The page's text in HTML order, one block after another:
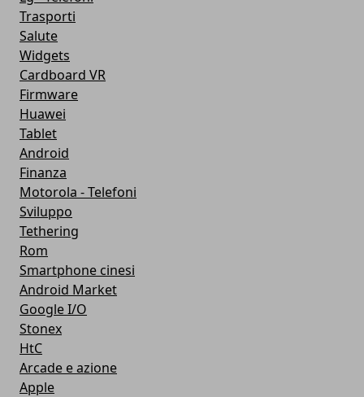
Trasporti
Salute
Widgets
Cardboard VR
Firmware
Huawei
Tablet
Android
Finanza
Motorola - Telefoni
Sviluppo
Tethering
Rom
Smartphone cinesi
Android Market
Google I/O
Stonex
HtC
Arcade e azione
Apple